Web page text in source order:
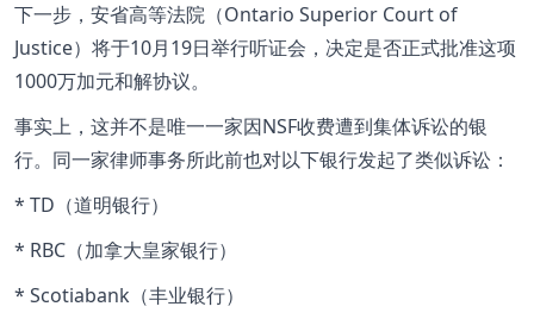
下一步，安省高等法院（Ontario Superior Court of
Justice）将于10月19日举行听证会，决定是否正式批准这项
1000万加元和解协议。
事实上，这并不是唯一一家因NSF收费遭到集体诉讼的银
行。同一家律师事务所此前也对以下银行发起了类似诉讼：
* TD（道明银行）
* RBC（加拿大皇家银行）
* Scotiabank（丰业银行）